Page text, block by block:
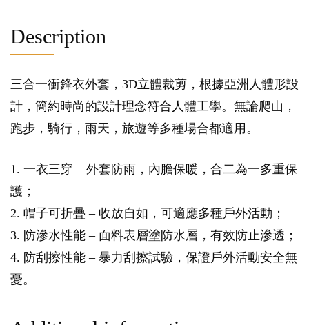
Description
三合一衝鋒衣外套，3D立體裁剪，根據亞洲人體形設
計，簡約時尚的設計理念符合人體工學。無論爬山，
跑步，騎行，雨天，旅遊等多種場合都適用。
1. 一衣三穿 – 外套防雨，內膽保暖，合二為一多重保
護；
2. 帽子可折疊 – 收放自如，可適應多種戶外活動；
3. 防滲水性能 – 面料表層塗防水層，有效防止滲透；
4. 防刮擦性能 – 暴力刮擦試驗，保證戶外活動安全無
憂。